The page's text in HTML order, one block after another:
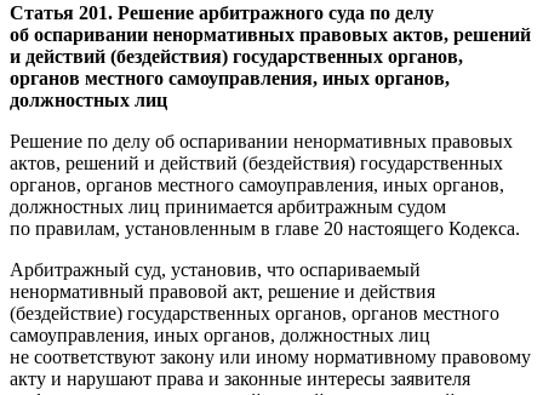
Статья 201. Решение арбитражного суда по делу
об оспаривании ненормативных правовых актов, решений
и действий (бездействия) государственных органов,
органов местного самоуправления, иных органов,
должностных лиц
Решение по делу об оспаривании ненормативных правовых
актов, решений и действий (бездействия) государственных
органов, органов местного самоуправления, иных органов,
должностных лиц принимается арбитражным судом
по правилам, установленным в главе 20 настоящего Кодекса.
Арбитражный суд, установив, что оспариваемый
ненормативный правовой акт, решение и действия
(бездействие) государственных органов, органов местного
самоуправления, иных органов, должностных лиц
не соответствуют закону или иному нормативному правовому
акту и нарушают права и законные интересы заявителя